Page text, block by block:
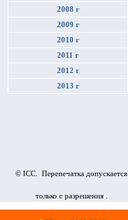
2008 г
2009 г
2010 г
2011 г
2012 г
2013 г
© ICC. Перепечатка допускается
только с разрешения .